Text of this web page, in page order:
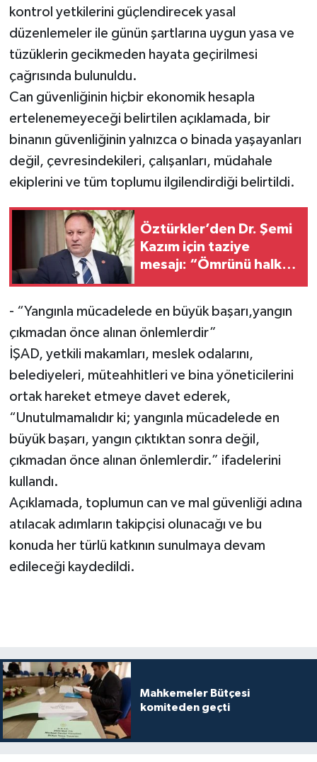
kontrol yetkilerini güçlendirecek yasal
düzenlemeler ile günün şartlarına uygun yasa ve
tüzüklerin gecikmeden hayata geçirilmesi
çağrısında bulunuldu.
Can güvenliğinin hiçbir ekonomik hesapla
ertelenemeyeceği belirtilen açıklamada, bir
binanın güvenliğinin yalnızca o binada yaşayanları
değil, çevresindekileri, çalışanları, müdahale
ekiplerini ve tüm toplumu ilgilendirdiği belirtildi.
Öztürkler’den Dr. Şemi
Kazım için taziye
mesajı: “Ömrünü halka
- “Yangınla mücadelede en büyük başarı,yangın
çıkmadan önce alınan önlemlerdir”
İŞAD, yetkili makamları, meslek odalarını,
belediyeleri, müteahhitleri ve bina yöneticilerini
ortak hareket etmeye davet ederek,
“Unutulmamalıdır ki; yangınla mücadelede en
büyük başarı, yangın çıktıktan sonra değil,
çıkmadan önce alınan önlemlerdir.” ifadelerini
kullandı.
Açıklamada, toplumun can ve mal güvenliği adına
atılacak adımların takipçisi olunacağı ve bu
konuda her türlü katkının sunulmaya devam
edileceği kaydedildi.
Mahkemeler Bütçesi
komiteden geçti